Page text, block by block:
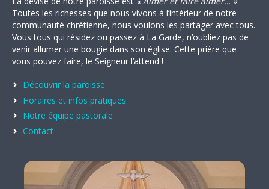
Toutes les richesses que nous vivons à l’intérieur de notre
communauté chrétienne, nous voulons les partager avec tous.
Vous tous qui résidez ou passez à La Garde, n’oubliez pas de
venir allumer une bougie dans son église. Cette prière que
vous pouvez faire, le Seigneur l’attend !
Découvrir la paroisse
Horaires et infos pratiques
Notre équipe pastorale
Contact